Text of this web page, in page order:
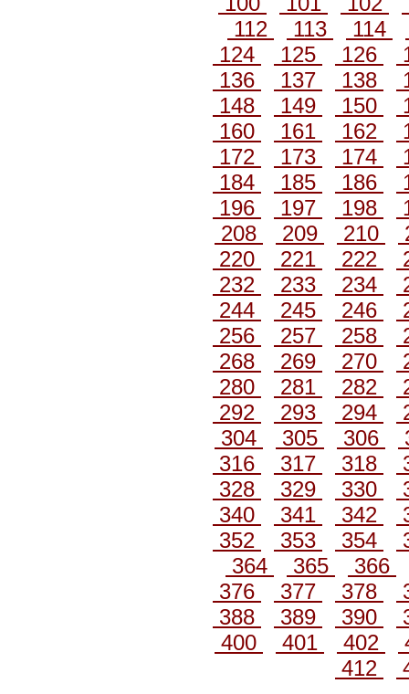
112
113 114
124
125 126
136
137 138
148
149 150
160
161 162
172
173 174
184
185 186
196
197 198
208
209 210
220
221 222
232
233 234
244
245 246
256
257 258
268
269 270
280
281 282
292
293 294
304
305 306
316
317 318
328
329 330
340
341 342
352
353 354
364
365
366
376
377 378
388
389 390
400
401 402
412